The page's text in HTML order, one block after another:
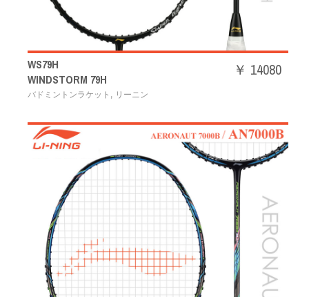
WS79H
WINDSTORM 79H
バドミントンラケット , リーニン
￥ 14080